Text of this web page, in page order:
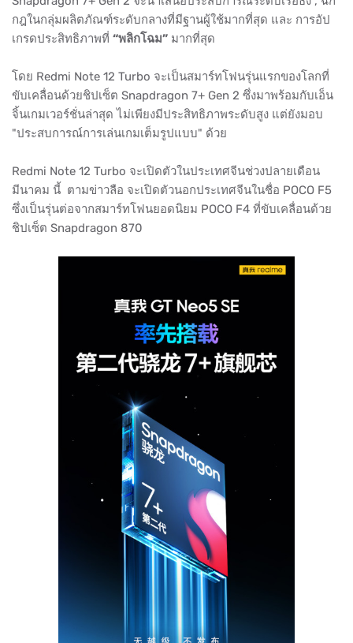
กฎในกลุ่มผลิตภัณฑ์ระดับกลางที่มีฐานผู้ใช้มากที่สุด และ การอัป
เกรดประสิทธิภาพที่ “พลิกโฉม” มากที่สุด
โดย Redmi Note 12 Turbo จะเป็นสมาร์ทโฟนรุ่นแรกของโลกที่
ขับเคลื่อนด้วยชิปเซ็ต Snapdragon 7+ Gen 2 ซึ่งมาพร้อมกับเอ็น
จิ้นเกมเวอร์ชั่นล่าสุด ไม่เพียงมีประสิทธิภาพระดับสูง แต่ยังมอบ
"ประสบการณ์การเล่นเกมเต็มรูปแบบ" ด้วย
Redmi Note 12 Turbo จะเปิดตัวในประเทศจีนช่วงปลายเดือน
มีนาคม นี้ ตามข่าวลือ จะเปิดตัวนอกประเทศจีนในชื่อ POCO F5
ซึ่งเป็นรุ่นต่อจากสมาร์ทโฟนยอดนิยม POCO F4 ที่ขับเคลื่อนด้วย
ชิปเซ็ต Snapdragon 870